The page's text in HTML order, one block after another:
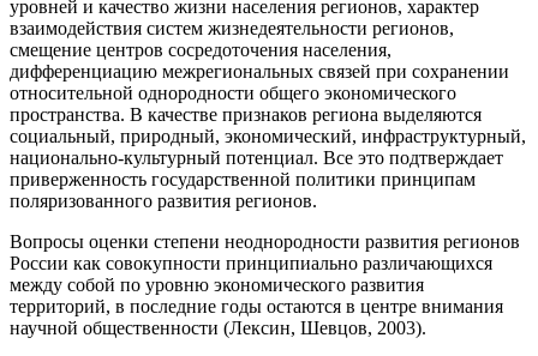
уровней и качество жизни населения регионов, характер
взаимодействия систем жизнедеятельности регионов,
смещение центров сосредоточения населения,
дифференциацию межрегиональных связей при сохранении
относительной однородности общего экономического
пространства. В качестве признаков региона выделяются
социальный, природный, экономический, инфраструктурный,
национально-культурный потенциал. Все это подтверждает
приверженность государственной политики принципам
поляризованного развития регионов.
Вопросы оценки степени неоднородности развития регионов
России как совокупности принципиально различающихся
между собой по уровню экономического развития
территорий, в последние годы остаются в центре внимания
научной общественности (Лексин, Шевцов, 2003).